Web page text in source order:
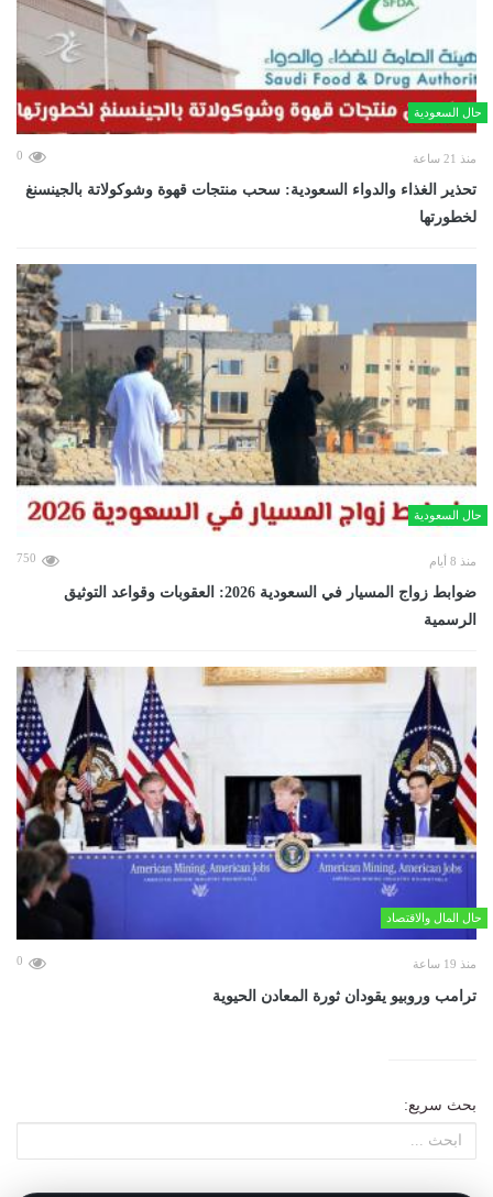
حال السعودية
منذ 21 ساعة 0
تحذير الغذاء والدواء السعودية: سحب منتجات قهوة وشوكولاتة بالجينسنغ
لخطورتها
حال السعودية
منذ 8 أيام 750
ضوابط زواج المسيار في السعودية 2026: العقوبات وقواعد التوثيق
الرسمية
حال المال والاقتصاد
منذ 19 ساعة 0
ترامب وروبيو يقودان ثورة المعادن الحيوية
بحث سريع: